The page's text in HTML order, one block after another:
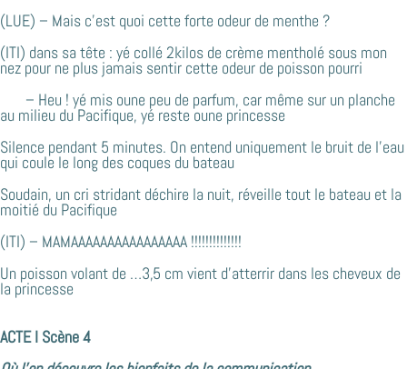
(LUE) – Mais c’est quoi cette forte odeur de menthe ?
(ITI) dans sa tête : yé collé 2kilos de crème mentholé sous mon
nez pour ne plus jamais sentir cette odeur de poisson pourri
– Heu ! yé mis oune peu de parfum, car même sur un planche
au milieu du Pacifique, yé reste oune princesse
Silence pendant 5 minutes. On entend uniquement le bruit de l’eau
qui coule le long des coques du bateau
Soudain, un cri stridant déchire la nuit, réveille tout le bateau et la
moitié du Pacifique
(ITI) – MAMAAAAAAAAAAAAAAAA !!!!!!!!!!!!!!
Un poisson volant de …3,5 cm vient d’atterrir dans les cheveux de
la princesse
ACTE I Scène 4